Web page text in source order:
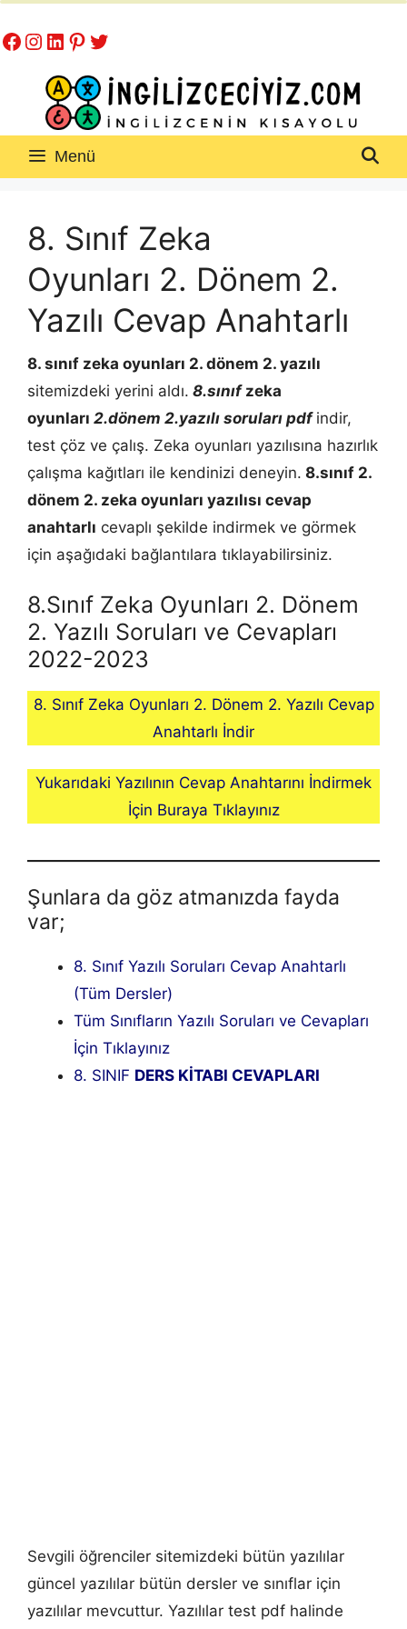
atla
Facebook
Instagram
LinkedIn
Pinterest
Twitter
Menü
8. Sınıf Zeka
Oyunları 2. Dönem 2.
Yazılı Cevap Anahtarlı
8. sınıf zeka oyunları 2. dönem 2. yazılı
sitemizdeki yerini aldı. 8.sınıf zeka
oyunları 2.dönem 2.yazılı soruları pdf indir,
test çöz ve çalış. Zeka oyunları yazılısına hazırlık
çalışma kağıtları ile kendinizi deneyin. 8.sınıf 2.
dönem 2. zeka oyunları yazılısı cevap
anahtarlı cevaplı şekilde indirmek ve görmek
için aşağıdaki bağlantılara tıklayabilirsiniz.
8.Sınıf Zeka Oyunları 2. Dönem
2. Yazılı Soruları ve Cevapları
2022-2023
8. Sınıf Zeka Oyunları 2. Dönem 2. Yazılı Cevap
Anahtarlı İndir
Yukarıdaki Yazılının Cevap Anahtarını İndirmek
İçin Buraya Tıklayınız
Şunlara da göz atmanızda fayda
var;
8. Sınıf Yazılı Soruları Cevap Anahtarlı
(Tüm Dersler)
Tüm Sınıfların Yazılı Soruları ve Cevapları
İçin Tıklayınız
8. SINIF DERS KİTABI CEVAPLARI
Sevgili öğrenciler sitemizdeki bütün yazılılar
güncel yazılılar bütün dersler ve sınıflar için
yazılılar mevcuttur. Yazılılar test pdf halinde